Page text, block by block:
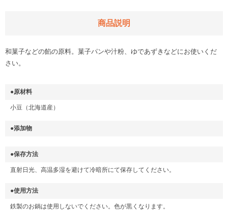
商品説明
和菓子などの餡の原料。菓子パンや汁粉、ゆであずきなどにお使いくだ
さい。
●原材料
小豆（北海道産）
●添加物
●保存方法
直射日光、高温多湿を避けて冷暗所にて保存してください。
●使用方法
鉄製のお鍋は使用しないでください。色が黒くなります。